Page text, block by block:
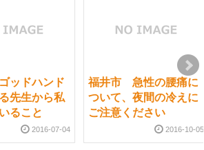
ッドハンド
先生から私
ること
2016-07-04
福井市 急性の腰痛に
ついて、夜間の冷えに
ご注意ください
2016-10-05